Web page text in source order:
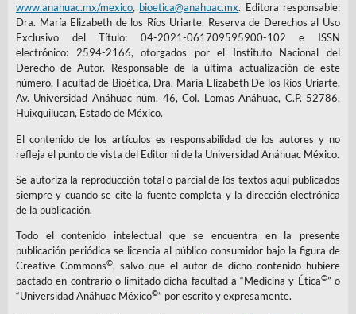
www.anahuac.mx/mexico, bioetica@anahuac.mx. Editora responsable:
Dra. María Elizabeth de los Ríos Uriarte. Reserva de Derechos al Uso
Exclusivo del Título: 04-2021-061709595900-102 e ISSN
electrónico: 2594-2166, otorgados por el Instituto Nacional del
Derecho de Autor. Responsable de la última actualización de este
número, Facultad de Bioética, Dra. María Elizabeth De los Ríos Uriarte,
Av. Universidad Anáhuac núm. 46, Col. Lomas Anáhuac, C.P. 52786,
Huixquilucan, Estado de México.
El contenido de los artículos es responsabilidad de los autores y no
refleja el punto de vista del Editor ni de la Universidad Anáhuac México.
Se autoriza la reproducción total o parcial de los textos aquí publicados
siempre y cuando se cite la fuente completa y la dirección electrónica
de la publicación.
Todo el contenido intelectual que se encuentra en la presente
publicación periódica se licencia al público consumidor bajo la figura de
Creative Commons©, salvo que el autor de dicho contenido hubiere
pactado en contrario o limitado dicha facultad a “Medicina y Ética©” o
“Universidad Anáhuac México©” por escrito y expresamente.